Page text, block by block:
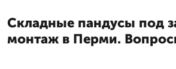
Складные пандусы под
монтаж в Перми.